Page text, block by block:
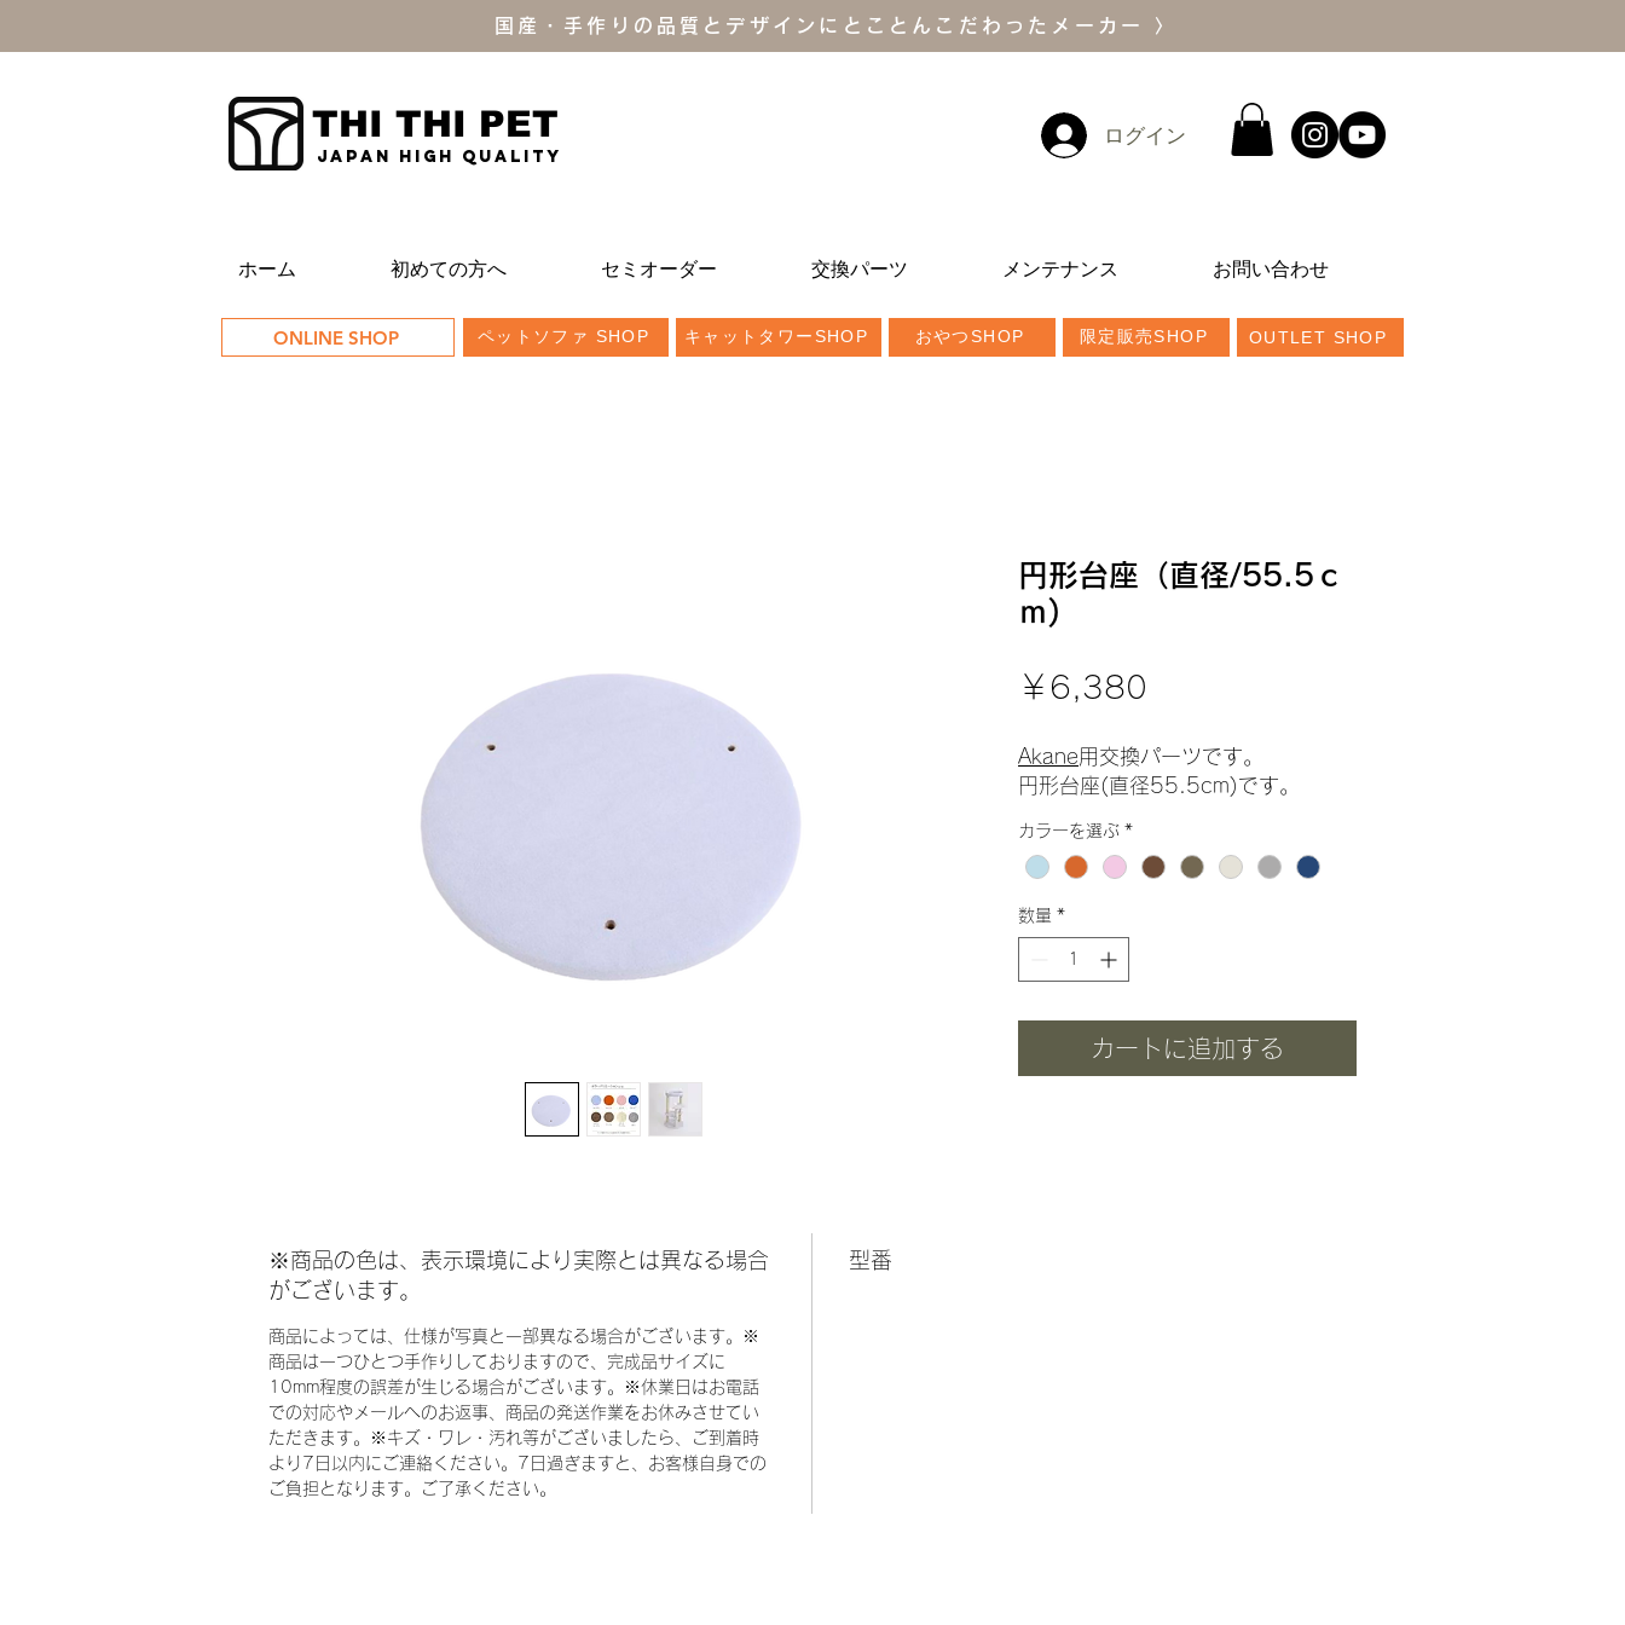
国産・手作りの品質とデザインにとことんこだわったメーカー 〉
THI THI PET
JAPAN high quality
ログイン
ホーム 初めての方へ セミオーダー 交換パーツ メンテナンス お問い合わせ
ONLINE SHOP ペットソファ SHOP キャットタワーSHOP おやつSHOP 限定販売SHOP OUTLET SHOP
円形台座（直径/55.5ｃ
ｍ)
￥6,380
格
Akane用交換パーツです。
円形台座(直径55.5cm)です。
カラーを選ぶ *
数量 *
カートに追加する
※商品の色は、表示環境により実際とは異なる場合
がございます。
商品によっては、仕様が写真と一部異なる場合がございます。※
商品は一つひとつ手作りしておりますので、完成品サイズに
10mm程度の誤差が生じる場合がございます。※休業日はお電話
での対応やメールへのお返事、商品の発送作業をお休みさせてい
ただきます。※キズ・ワレ・汚れ等がございましたら、ご到着時
より7日以内にご連絡ください。7日過ぎますと、お客様自身での
ご負担となります。ご了承ください。
型番